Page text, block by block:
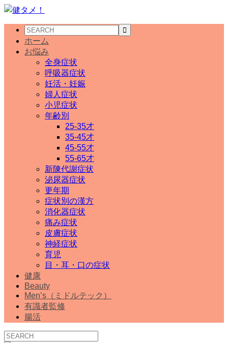
ホーム
お悩み
全身症状
呼吸器症状
妊活・妊娠
婦人症状
小児症状
年齢別
25-35才
35-45才
45-55才
55-65才
新陳代謝症状
泌尿器症状
更年期
症状別の漢方
消化器症状
痛み症状
皮膚症状
神経症状
育児
目・耳・口の症状
健康
Beauty
Men’s（ミドルテック）
有識者監修
腸活